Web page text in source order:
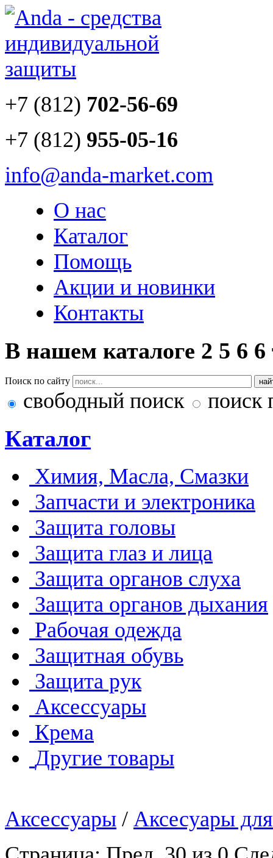
+7 (812) 702-56-69
+7 (812) 955-05-16
info@anda-market.com
О нас
Каталог
Помощь
Акции и новинки
Контакты
В нашем каталоге 2 5 6 6
Поиск по сайту
свободный поиск поиск
Каталог
Химия, Масла, Смазки
Запчасти и электроника
Защита головы
Защита глаз и лица
Защита органов слуха
Защита органов дыхания
Рабочая одежда
Защитная обувь
Защита рук
Аксессуары
Крема
Другие товары
Аксессуары / Аксесуары